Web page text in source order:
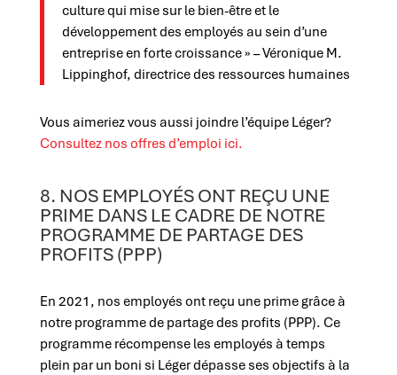
culture qui mise sur le bien-être et le
développement des employés au sein d’une
entreprise en forte croissance » – Véronique M.
Lippinghof, directrice des ressources humaines
Vous aimeriez vous aussi joindre l’équipe Léger?
Consultez nos offres d’emploi ici.
8. NOS EMPLOYÉS ONT REÇU UNE
PRIME DANS LE CADRE DE NOTRE
PROGRAMME DE PARTAGE DES
PROFITS (PPP)
En 2021, nos employés ont reçu une prime grâce à
notre programme de partage des profits (PPP). Ce
programme récompense les employés à temps
plein par un boni si Léger dépasse ses objectifs à la